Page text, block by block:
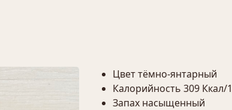
Цвет тёмно-янтарный
Калорийность 309 Ккал/
Запах насыщенный